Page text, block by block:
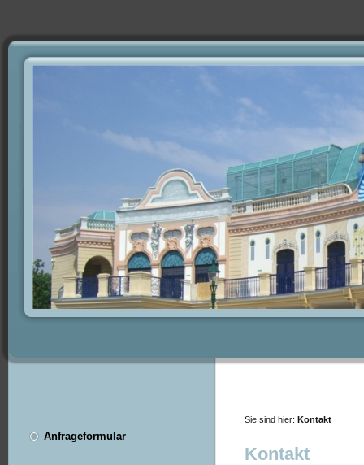
Anfrageformular
Sie sind hier: Kontakt
Kontakt